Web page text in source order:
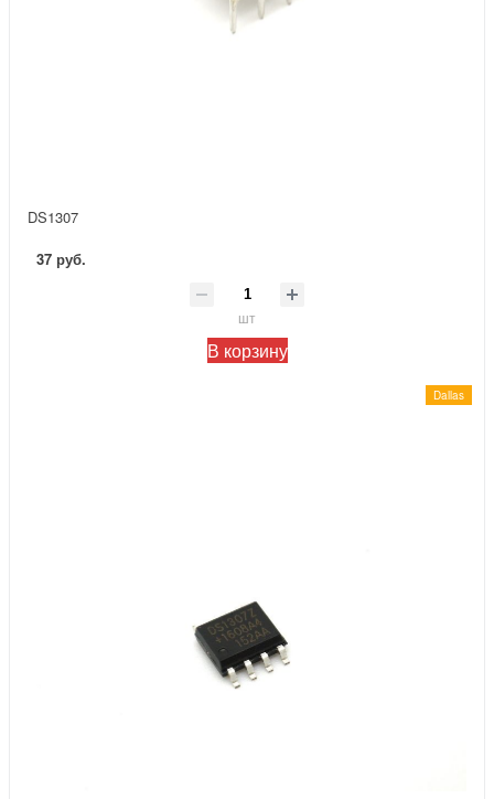
DS1307
37 руб.
шт
В корзину
Dallas